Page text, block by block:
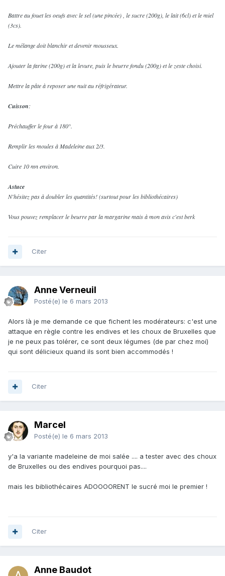
Battre au fouet les oeufs avec le sel (une pincée) , le sucre (200g), le lait (6cl) et le miel
(3cs).
Le mélange doit blanchir et devenir mousseux.
Ajouter la farine (200g) et la levure, puis le beurre fondu (200g) et le zeste choisi.
Mettre la pâte à reposer une nuit au réfrigérateur.
Cuisson:
Préchauffer le four à 180°.
Remplir les moules à Madeleine aux 2/3.
Cuire 10 mn environ.
Astuce
N'hésitez pas à doubler les quantités! (surtout pour les bibliothécaires)
Vous pouvez remplacer le beurre par la margarine mais à mon avis c'est berk
Citer
Anne Verneuil
Posté(e) le 6 mars 2013
Alors là je me demande ce que fichent les modérateurs: c'est une
attaque en règle contre les endives et les choux de Bruxelles que
je ne peux pas tolérer, ce sont deux légumes (de par chez moi)
qui sont délicieux quand ils sont bien accommodés !
Citer
Marcel
Posté(e) le 6 mars 2013
y'a la variante madeleine de moi salée .... a tester avec des choux
de Bruxelles ou des endives pourquoi pas....
mais les bibliothécaires ADOOOORENT le sucré moi le premier !
Citer
Anne Baudot